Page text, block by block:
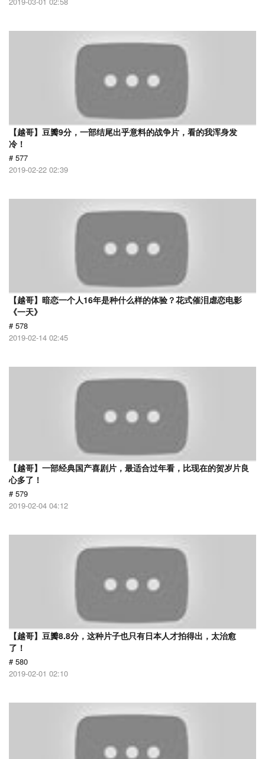
【越哥】豆瓣9分，一部结尾出乎意料的战争片，看的我浑身发
冷！
# 577
2019-02-22 02:39
【越哥】暗恋一个人16年是种什么样的体验？花式催泪虐恋电影
《一天》
# 578
2019-02-14 02:45
【越哥】一部经典国产喜剧片，最适合过年看，比现在的贺岁片良
心多了！
# 579
2019-02-04 04:12
【越哥】豆瓣8.8分，这种片子也只有日本人才拍得出，太治愈
了！
# 580
2019-02-01 02:10